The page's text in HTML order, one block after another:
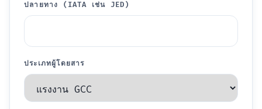
ปลายทาง (IATA เช่น JED)
ประเภทผู้โดยสาร